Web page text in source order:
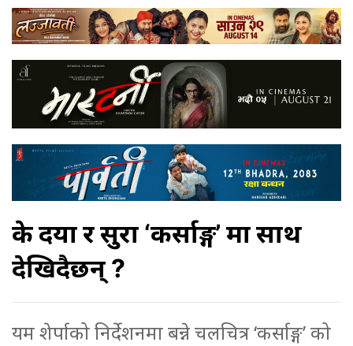
के दया र सुरक्षा ‘कर्साङ्ग’ मा साथ
देखिदैछन् ?
यम शेर्पाको निर्देशनमा बन्ने चलचित्र ‘कर्साङ्ग’ को